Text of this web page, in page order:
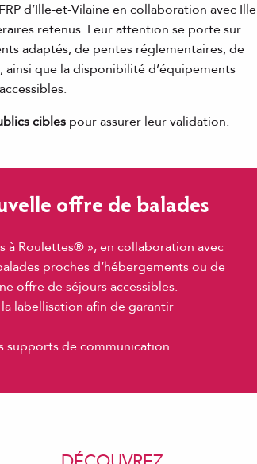
d’Ille-et-Vilaine en collaboration avec Ille
retenus. Leur attention se porte sur
adaptés, de pentes réglementaires, de
que la disponibilité d’équipements
cibles pour assurer leur validation.
offre de balades
à Roulettes® », en collaboration avec
proches d’hébergements ou de
offre de séjours accessibles.
labellisation afin de garantir
supports de communication.